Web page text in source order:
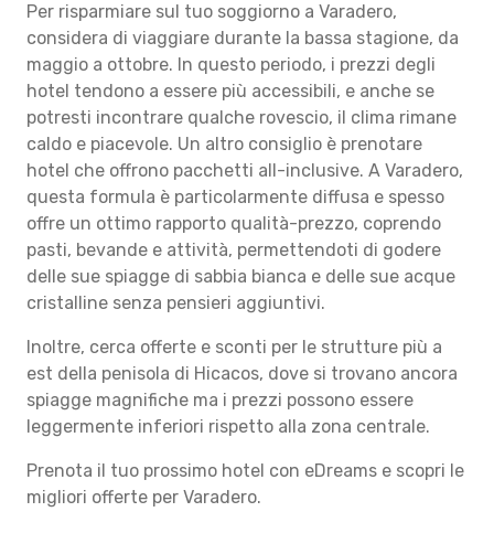
Per risparmiare sul tuo soggiorno a Varadero,
considera di viaggiare durante la bassa stagione, da
maggio a ottobre. In questo periodo, i prezzi degli
hotel tendono a essere più accessibili, e anche se
potresti incontrare qualche rovescio, il clima rimane
caldo e piacevole. Un altro consiglio è prenotare
hotel che offrono pacchetti all-inclusive. A Varadero,
questa formula è particolarmente diffusa e spesso
offre un ottimo rapporto qualità-prezzo, coprendo
pasti, bevande e attività, permettendoti di godere
delle sue spiagge di sabbia bianca e delle sue acque
cristalline senza pensieri aggiuntivi.
Inoltre, cerca offerte e sconti per le strutture più a
est della penisola di Hicacos, dove si trovano ancora
spiagge magnifiche ma i prezzi possono essere
leggermente inferiori rispetto alla zona centrale.
Prenota il tuo prossimo hotel con eDreams e scopri le
migliori offerte per Varadero.